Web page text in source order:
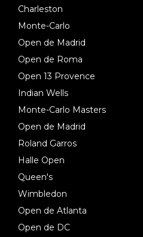
Charleston
Monte-Carlo
Open de Madrid
Open de Roma
Open 13 Provence
Indian Wells
Monte-Carlo Masters
Open de Madrid
Roland Garros
Halle Open
Queen's
Wimbledon
Open de Atlanta
Open de DC